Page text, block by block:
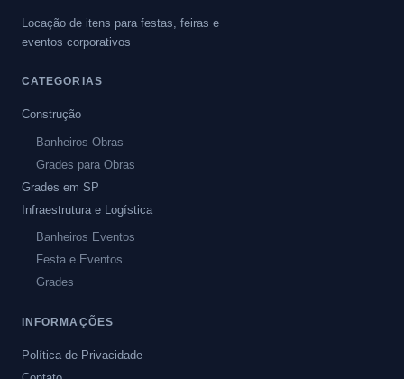
Locação de itens para festas, feiras e
eventos corporativos
CATEGORIAS
Construção
Banheiros Obras
Grades para Obras
Grades em SP
Infraestrutura e Logística
Banheiros Eventos
Festa e Eventos
Grades
INFORMAÇÕES
Política de Privacidade